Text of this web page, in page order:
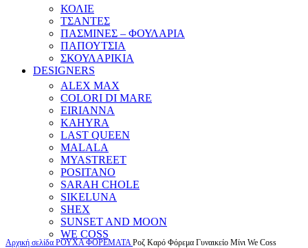
ΚΟΛΙΕ
ΤΣΑΝΤΕΣ
ΠΑΣΜΙΝΕΣ – ΦΟΥΛΑΡΙΑ
ΠΑΠΟΥΤΣΙΑ
ΣΚΟΥΛΑΡΙΚΙΑ
DESIGNERS
ALEX MAX
COLORI DI MARE
EIRIANNA
KAHYRA
LAST QUEEN
MALALA
MYASTREET
POSITANO
SARAH CHOLE
SIKELUNA
SHEX
SUNSET AND MOON
WE COSS
Αρχική σελίδα ΡΟΥΧΑΦΟΡΕΜΑΤΑ Ροζ Καρό Φόρεμα Γυναικείο Μίνι We Coss